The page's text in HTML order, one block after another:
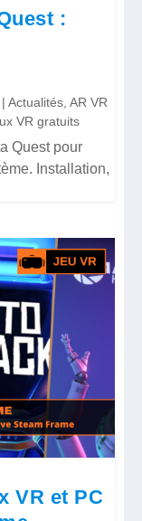
:
|Actualités,AR VR
VR gratuits
Quest pour
Installation,
VR et PC